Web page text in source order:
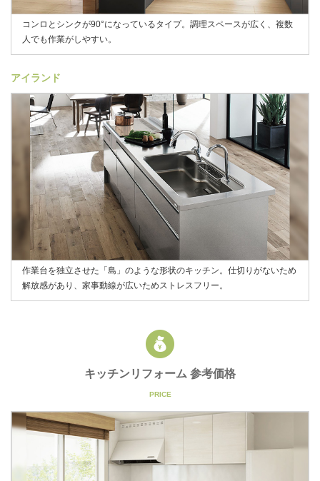
コンロとシンクが90°になっているタイプ。調理スペースが広く、複数
人でも作業がしやすい。
アイランド
作業台を独立させた「島」のような形状のキッチン。仕切りがないため
解放感があり、家事動線が広いためストレスフリー。
キッチンリフォーム 参考価格